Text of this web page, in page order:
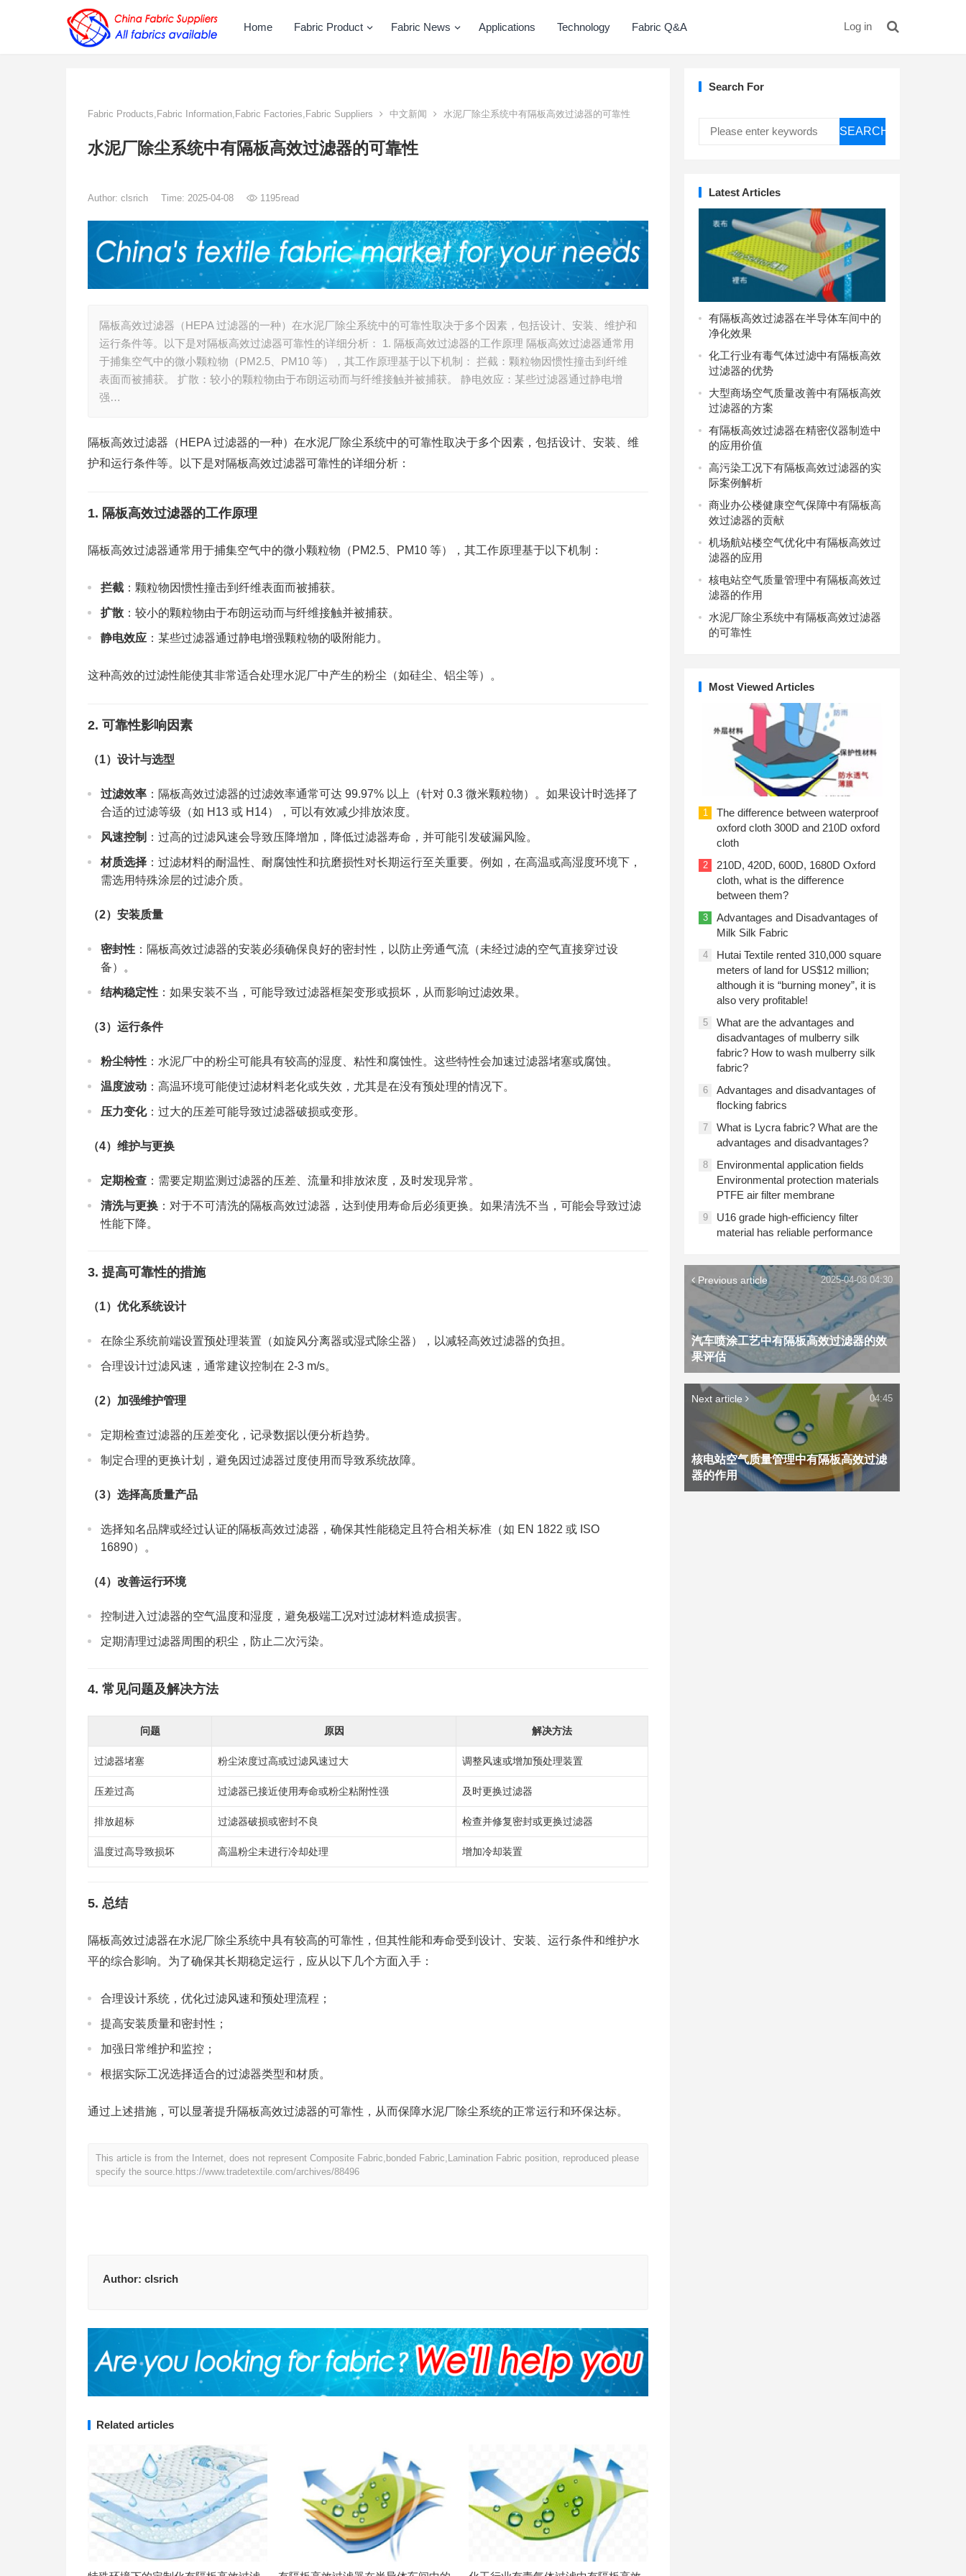
Home Fabric Product Fabric News Applications Technology Fabric Q&A Log in
Fabric Products,Fabric Information,Fabric Factories,Fabric Suppliers 中文新闻 水泥厂除尘系统中有隔板高效过滤器的可靠性
水泥厂除尘系统中有隔板高效过滤器的可靠性
Author: clsrich Time: 2025-04-08 1195read
隔板高效过滤器（HEPA 过滤器的一种）在水泥厂除尘系统中的可靠性取决于多个因素，包括设计、安装、维护和
运行条件等。以下是对隔板高效过滤器可靠性的详细分析： 1. 隔板高效过滤器的工作原理 隔板高效过滤器通常用
于捕集空气中的微小颗粒物（PM2.5、PM10 等），其工作原理基于以下机制： 拦截：颗粒物因惯性撞击到纤维
表面而被捕获。 扩散：较小的颗粒物由于布朗运动而与纤维接触并被捕获。 静电效应：某些过滤器通过静电增
强…
隔板高效过滤器（HEPA 过滤器的一种）在水泥厂除尘系统中的可靠性取决于多个因素，包括设计、安装、维
护和运行条件等。以下是对隔板高效过滤器可靠性的详细分析：
1. 隔板高效过滤器的工作原理
隔板高效过滤器通常用于捕集空气中的微小颗粒物（PM2.5、PM10 等），其工作原理基于以下机制：
拦截 ：颗粒物因惯性撞击到纤维表面而被捕获。
扩散 ：较小的颗粒物由于布朗运动而与纤维接触并被捕获。
静电效应 ：某些过滤器通过静电增强颗粒物的吸附能力。
这种高效的过滤性能使其非常适合处理水泥厂中产生的粉尘（如硅尘、铝尘等）。
2. 可靠性影响因素
（1） 设计与选型
过滤效率 ：隔板高效过滤器的过滤效率通常可达 99.97% 以上（针对 0.3 微米颗粒物）。如果设计时选择了
合适的过滤等级（如 H13 或 H14），可以有效减少排放浓度。
风速控制 ：过高的过滤风速会导致压降增加，降低过滤器寿命，并可能引发破漏风险。
材质选择 ：过滤材料的耐温性、耐腐蚀性和抗磨损性对长期运行至关重要。例如，在高温或高湿度环境下，
需选用特殊涂层的过滤介质。
（2） 安装质量
密封性 ：隔板高效过滤器的安装必须确保良好的密封性，以防止旁通气流（未经过滤的空气直接穿过设
备）。
结构稳定性 ：如果安装不当，可能导致过滤器框架变形或损坏，从而影响过滤效果。
（3） 运行条件
粉尘特性 ：水泥厂中的粉尘可能具有较高的湿度、粘性和腐蚀性。这些特性会加速过滤器堵塞或腐蚀。
温度波动 ：高温环境可能使过滤材料老化或失效，尤其是在没有预处理的情况下。
压力变化：过大的压差可能导致过滤器破损或变形。
（4） 维护与更换
定期检查 ：需要定期监测过滤器的压差、流量和排放浓度，及时发现异常。
清洗与更换 ：对于不可清洗的隔板高效过滤器，达到使用寿命后必须更换。如果清洗不当，可能会导致过滤
性能下降。
3. 提高可靠性的措施
（1） 优化系统设计
在除尘系统前端设置预处理装置（如旋风分离器或湿式除尘器），以减轻高效过滤器的负担。
合理设计过滤风速，通常建议控制在 2-3 m/s。
（2） 加强维护管理
定期检查过滤器的压差变化，记录数据以便分析趋势。
制定合理的更换计划，避免因过滤器过度使用而导致系统故障。
（3） 选择高质量产品
选择知名品牌或经过认证的隔板高效过滤器，确保其性能稳定且符合相关标准（如 EN 1822 或 ISO
16890）。
（4） 改善运行环境
控制进入过滤器的空气温度和湿度，避免极端工况对过滤材料造成损害。
定期清理过滤器周围的积尘，防止二次污染。
4. 常见问题及解决方法
问题 原因 解决方法
过滤器堵塞 粉尘浓度过高或过滤风速过大 调整风速或增加预处理装置
压差过高 过滤器已接近使用寿命或粉尘粘附性强 及时更换过滤器
排放超标 过滤器破损或密封不良 检查并修复密封或更换过滤器
温度过高导致损坏 高温粉尘未进行冷却处理 增加冷却装置
5. 总结
隔板高效过滤器在水泥厂除尘系统中具有较高的可靠性，但其性能和寿命受到设计、安装、运行条件和维护水
平的综合影响。为了确保其长期稳定运行，应从以下几个方面入手：
合理设计系统，优化过滤风速和预处理流程；
提高安装质量和密封性；
加强日常维护和监控；
根据实际工况选择适合的过滤器类型和材质。
通过上述措施，可以显著提升隔板高效过滤器的可靠性，从而保障水泥厂除尘系统的正常运行和环保达标。
This article is from the Internet, does not represent Composite Fabric,bonded Fabric,Lamination Fabric position, reproduced please
specify the source. https://www.tradetextile.com/archives/88496
Author: clsrich
Related articles
Search For
SEARCH
Latest Articles
有隔板高效过滤器在半导体车间中的
净化效果
化工行业有毒气体过滤中有隔板高效
过滤器的优势
大型商场空气质量改善中有隔板高效
过滤器的方案
有隔板高效过滤器在精密仪器制造中
的应用价值
高污染工况下有隔板高效过滤器的实
际案例解析
商业办公楼健康空气保障中有隔板高
效过滤器的贡献
机场航站楼空气优化中有隔板高效过
滤器的应用
核电站空气质量管理中有隔板高效过
滤器的作用
水泥厂除尘系统中有隔板高效过滤器
的可靠性
Most Viewed Articles
1
The difference between waterproof
oxford cloth 300D and 210D oxford
cloth
2
210D, 420D, 600D, 1680D Oxford
cloth, what is the difference
between them?
3
Advantages and Disadvantages of
Milk Silk Fabric
4
Hutai Textile rented 310,000 square
meters of land for US$12 million;
although it is “burning money”, it is
also very profitable!
5
What are the advantages and
disadvantages of mulberry silk
fabric? How to wash mulberry silk
fabric?
6
Advantages and disadvantages of
flocking fabrics
7
What is Lycra fabric? What are the
advantages and disadvantages?
8
Environmental application fields
Environmental protection materials
PTFE air filter membrane
9
U16 grade high-efficiency filter
material has reliable performance
Previous article
汽车喷涂工艺中有隔板高效过滤器的效
果评估
2025-04-08 04:30
Next article
核电站空气质量管理中有隔板高效过滤
器的作用
04:45